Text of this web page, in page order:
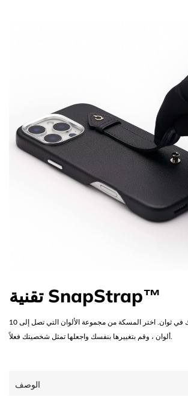
تقنية SnapStrap™
قم بتغيير شكل هاتفك في ثوان. اختر المسكة من مجموعة الألوان التي تصل إلى 10
ألوان ، وقم بتغييرها بنفسك واجعلها تمثل شخصيتك فعلاً.
الوصف